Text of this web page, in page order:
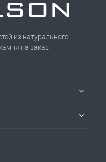
из натурального
на заказ